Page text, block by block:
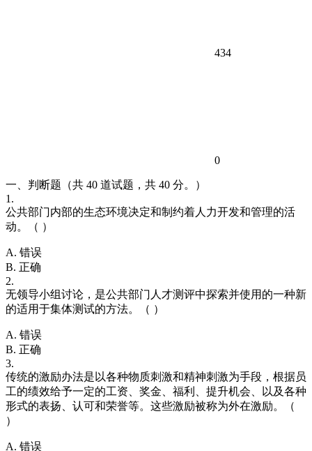
434
0
一、判断题（共 40 道试题，共 40 分。）
1.
公共部门内部的生态环境决定和制约着人力开发和管理的活
动。（ ）
A. 错误
B. 正确
2.
无领导小组讨论，是公共部门人才测评中探索并使用的一种新
的适用于集体测试的方法。（ ）
A. 错误
B. 正确
3.
传统的激励办法是以各种物质刺激和精神刺激为手段，根据员
工的绩效给予一定的工资、奖金、福利、提升机会、以及各种
形式的表扬、认可和荣誉等。这些激励被称为外在激励。（
）
A. 错误